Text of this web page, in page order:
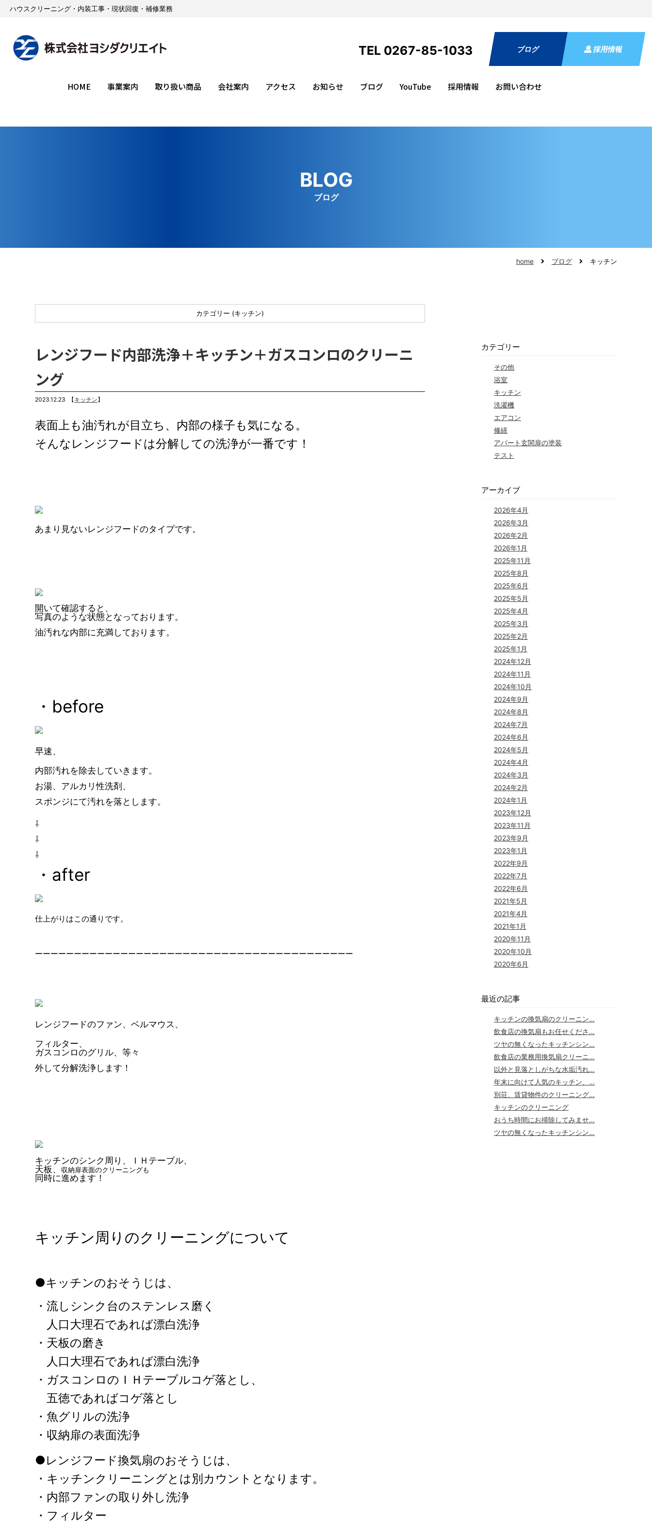
ハウスクリーニング・内装工事・現状回復・補修業務
ブログ 採用情報
TEL 0267-85-1033
HOME 事業案内 取り扱い商品 会社案内 アクセス お知らせ ブログ YouTube 採用情報 お問い合わせ
BLOG
ブログ
home ブログ キッチン
カテゴリー (キッチン)
レンジフード内部洗浄＋キッチン＋ガスコンロのクリーニ
ング
2023.12.23 【キッチン】
表面上も油汚れが目立ち、内部の様子も気になる。
そんなレンジフードは分解しての洗浄が一番です！
あまり見ないレンジフードのタイプです。
開いて確認すると、
写真のような状態となっております。
油汚れな内部に充満しております。
・before
早速、
内部汚れを除去していきます。
お湯、アルカリ性洗剤、
スポンジにて汚れを落とします。
⇩
⇩
⇩
・after
仕上がりはこの通りです。
ーーーーーーーーーーーーーーーーーーーーーーーーーーーーーーーーーーーーーーーーー
レンジフードのファン、ベルマウス、
フィルター、
ガスコンロのグリル、等々
外して分解洗浄します！
キッチンのシンク周り、ＩＨテーブル、
天板、
収納扉表面のクリーニングも
同時に進めます！
キッチン周りのクリーニングについて
●キッチンのおそうじは、
・流しシンク台のステンレス磨く
人口大理石であれば漂白洗浄
・天板の磨き
人口大理石であれば漂白洗浄
・ガスコンロのＩＨテーブルコゲ落とし、
五徳であればコゲ落とし
・魚グリルの洗浄
・収納扉の表面洗浄
●レンジフード換気扇のおそうじは、
・キッチンクリーニングとは別カウントとなります。
・内部ファンの取り外し洗浄
・フィルター
カテゴリー
その他
浴室
キッチン
洗濯機
エアコン
修繕
アパート玄関扉の塗装
テスト
アーカイブ
2026年4月
2026年3月
2026年2月
2026年1月
2025年11月
2025年8月
2025年6月
2025年5月
2025年4月
2025年3月
2025年2月
2025年1月
2024年12月
2024年11月
2024年10月
2024年9月
2024年8月
2024年7月
2024年6月
2024年5月
2024年4月
2024年3月
2024年2月
2024年1月
2023年12月
2023年11月
2023年9月
2023年1月
2022年9月
2022年7月
2022年6月
2021年5月
2021年4月
2021年1月
2020年11月
2020年10月
2020年6月
最近の記事
キッチンの換気扇のクリーニン...
飲食店の換気扇もお任せくださ...
ツヤの無くなったキッチンシン...
飲食店の業務用換気扇クリーニ...
以外と見落としがちな水垢汚れ...
年末に向けて人気のキッチン、...
別荘、賃貸物件のクリーニング...
キッチンのクリーニング
おうち時間にお掃除してみませ...
ツヤの無くなったキッチンシン...